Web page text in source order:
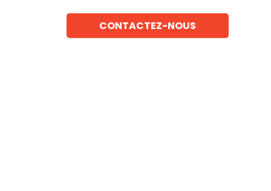
CONTACTEZ-NOUS